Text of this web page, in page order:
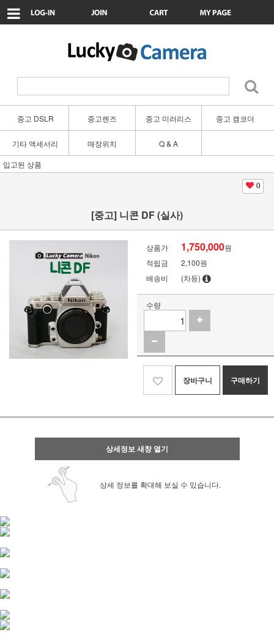
중고 DSLR 중고렌즈 중고 미러리스 중고 캠코더
기타 액세서리 매장위치
Q & A
입고된 상품
0
[중고] 니콘 DF (실사)
상품가 1,750,000원
적립금
2,100원
배송비
(차등)
수량
장바구니 구매하기
상세정보 새창 열기
상세 정보를 확대해 보실 수 있습니다.